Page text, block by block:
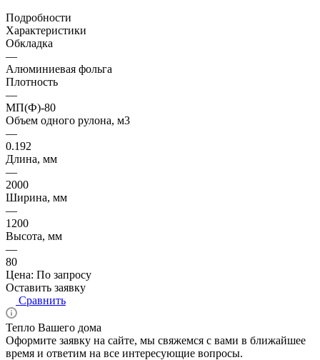
Подробности
Характеристики
Обкладка
—
Алюминиевая фольга
Плотность
—
МП(Ф)-80
Объем одного рулона, м3
—
0.192
Длина, мм
—
2000
Ширина, мм
—
1200
Высота, мм
—
80
Цена: По запросу
Оставить заявку
Сравнить
Тепло Вашего дома
Оформите заявку на сайте, мы свяжемся с вами в ближайшее
время и ответим на все интересующие вопросы.